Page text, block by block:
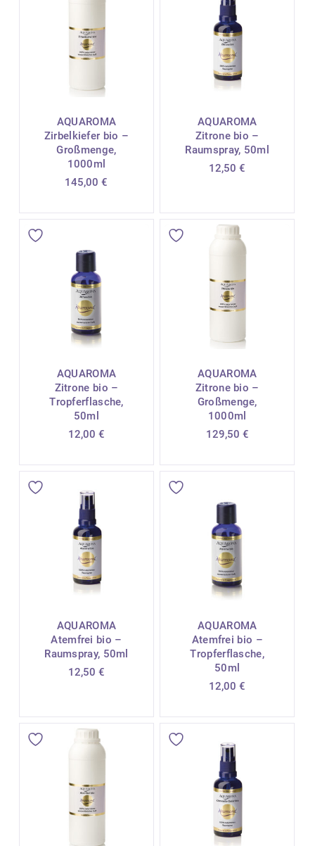
AQUAROMA
Zirbelkiefer bio –
Großmenge,
1000ml
145,00€
AQUAROMA
Zitrone bio –
Raumspray, 50ml
12,50€
AQUAROMA
Zitrone bio –
Tropferflasche,
50ml
12,00 €
AQUAROMA
Zitrone bio –
Großmenge,
1000ml
129,50 €
AQUAROMA
Atemfrei bio –
Raumspray, 50ml
12,50 €
AQUAROMA
Atemfrei bio –
Tropferflasche,
50ml
12,00€